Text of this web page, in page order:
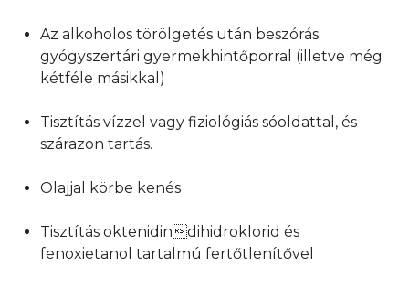
Az alkoholos törölgetés után beszórás
gyógyszertári gyermekhintőporral (illetve még
kétféle másikkal)
Tisztítás vízzel vagy fiziológiás sóoldattal, és
szárazon tartás.
Olajjal körbe kenés
Tisztítás oktenidindihidroklorid és
fenoxietanol tartalmú fertőtlenítővel